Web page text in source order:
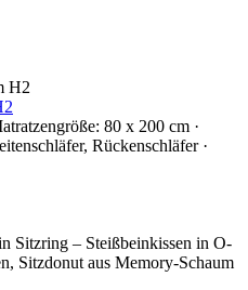
80 x 200 cm ·
Rückenschläfer ·